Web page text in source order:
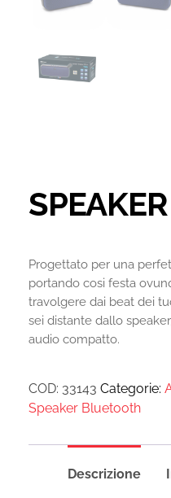
Progettato per una
portando cosi festa
travolgere dai beat dei
sei distante dallo
audio compatto.
COD: 33143 Categorie:
Speaker Bluetooth
Descrizione